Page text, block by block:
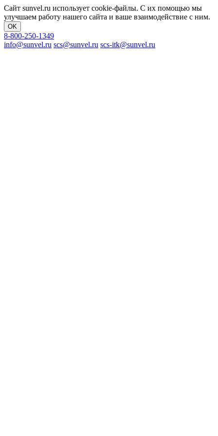
Сайт sunvel.ru использует cookie-файлы. С их помощью мы
улучшаем работу нашего сайта и ваше взаимодействие с ним.
OK
8-800-250-1349
info@sunvel.ru scs@sunvel.ru scs-itk@sunvel.ru